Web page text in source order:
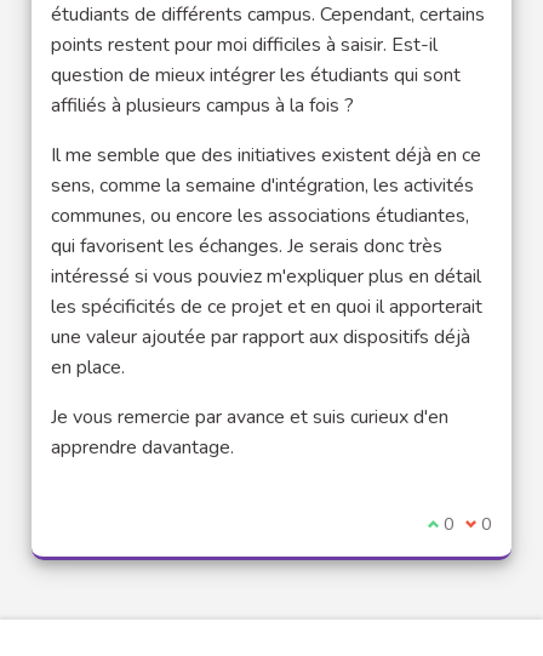
étudiants de différents campus. Cependant, certains
points restent pour moi difficiles à saisir. Est-il
question de mieux intégrer les étudiants qui sont
affiliés à plusieurs campus à la fois ?
Il me semble que des initiatives existent déjà en ce
sens, comme la semaine d'intégration, les activités
communes, ou encore les associations étudiantes,
qui favorisent les échanges. Je serais donc très
intéressé si vous pouviez m'expliquer plus en détail
les spécificités de ce projet et en quoi il apporterait
une valeur ajoutée par rapport aux dispositifs déjà
en place.
Je vous remercie par avance et suis curieux d'en
apprendre davantage.
Je suis
0 Je ne
0